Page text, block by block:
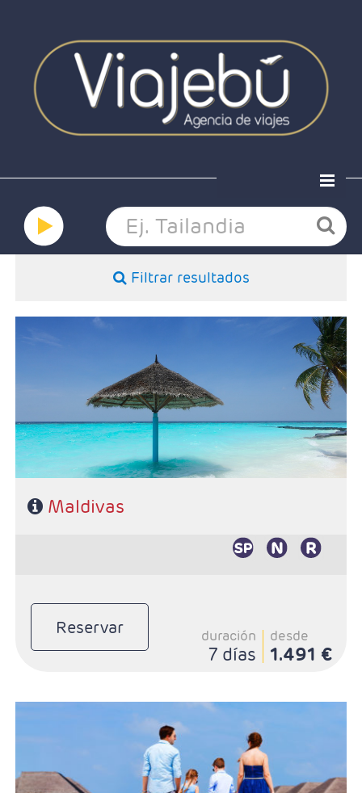
Home
Ofertas
Viaja a medida
Grandes viajes
Nosotros
Filtrar resultados
- Duración: Número de noches elegido
- Ruta: Maldivas, 5 noches o más
- Categoría hotelera: A elección del cliente
- Régimen: A elección del cliente
Maldivas
Reservar duración
7 días
desde
1.491 €
- Duración: Número de noches elegido
- Ruta: Maldivas, 5 noches o más
- Categoría hotelera: A elección del cliente
- Régimen: A elección del cliente